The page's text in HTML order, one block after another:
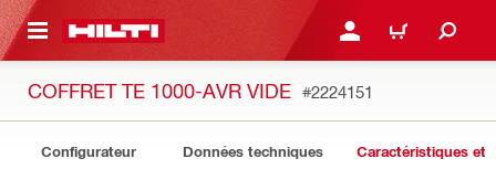
CONTENT CONNEXION OU
PANIER
COFFRET TE 1000-AVR VIDE #2224151
Configurateur Données techniques Caractéristiques et